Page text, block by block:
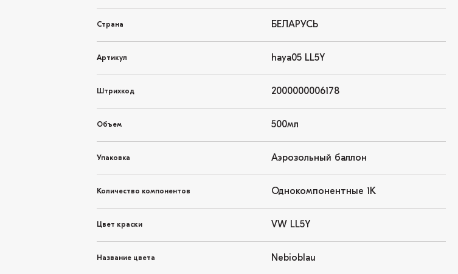
Страна БЕЛАРУСЬ
Артикул haya05 LL5Y
Штрихкод 2000000006178
Объем 500мл
Упаковка Аэрозольный баллон
Количество компонентов Однокомпонентные 1K
Цвет краски VW LL5Y
Название цвета Nebioblau